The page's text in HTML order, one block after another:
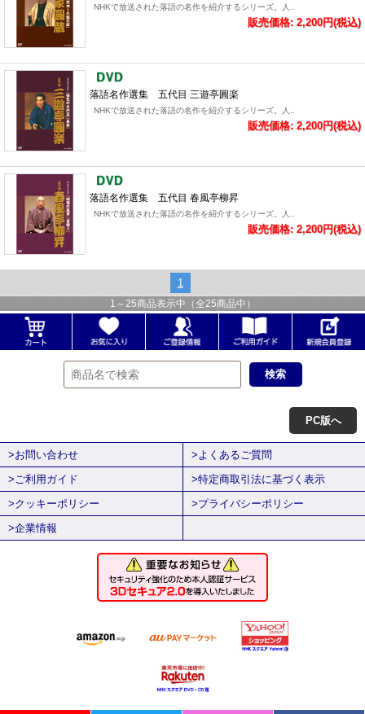
NHKで放送された落語の名作を紹介するシリーズ。人..
販売価格: 2,200円(税込)
落語名作選集 五代目 三遊亭圓楽
NHKで放送された落語の名作を紹介するシリーズ。人..
販売価格: 2,200円(税込)
落語名作選集 五代目 春風亭柳昇
NHKで放送された落語の名作を紹介するシリーズ。人..
販売価格: 2,200円(税込)
1
1 ～ 25商品表示中（全25商品中）
PC版へ
>お問い合わせ
>よくあるご質問
>ご利用ガイド
>特定商取引法に基づく表示
>クッキーポリシー
>プライバシーポリシー
>企業情報